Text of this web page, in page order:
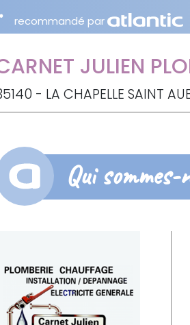
recommandé par
JULIEN
- LA CHAPELLE SAINT
Qui sommes-